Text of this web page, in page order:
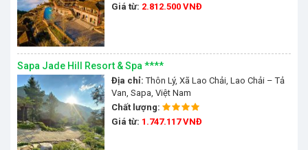
Giá từ: 2.812.500 VNĐ
Sapa Jade Hill Resort & Spa ****
Địa chỉ:Thôn Lý, Xã Lao Chải, Lao Chải – Tả
Van, Sapa, Việt Nam
Chất lượng:
Giá từ: 1.747.117 VNĐ